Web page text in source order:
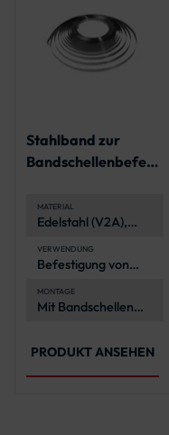
Stahlband zur
Bandschellenbefest
MATERIAL
Edelstahl (V2A),
und langlebig
VERWENDUNG
Befestigung von
Rohrpfosten
MONTAGE
Mit Bandschellen
PRODUKT ANSEHEN